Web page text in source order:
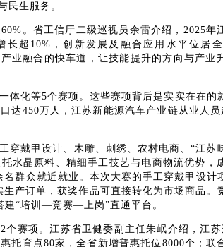
民生服务。
。省工信厅二级巡视员余雷介绍，2025年
超10%，创新发展及融合应用水平位居全
业融合的快车道，让技能提升的方向与产业
体化等5个赛项。这些赛项背后是实实在在的
达450万人，江苏新能源汽车产业链从业人员
穿戴甲设计、木雕、刺绣、农村电商、“江苏
水晶原料、精细手工技艺与电商物流优势，
群众就近就业。本次大赛的手工穿戴甲设计
产订单，获奖作品可直接转化为市场商品。
建“培训—竞赛—上岗”直通平台。
个赛项。江苏省卫健委副主任朱岷介绍，江
托育点80家，全省新增普惠托位8000个；联